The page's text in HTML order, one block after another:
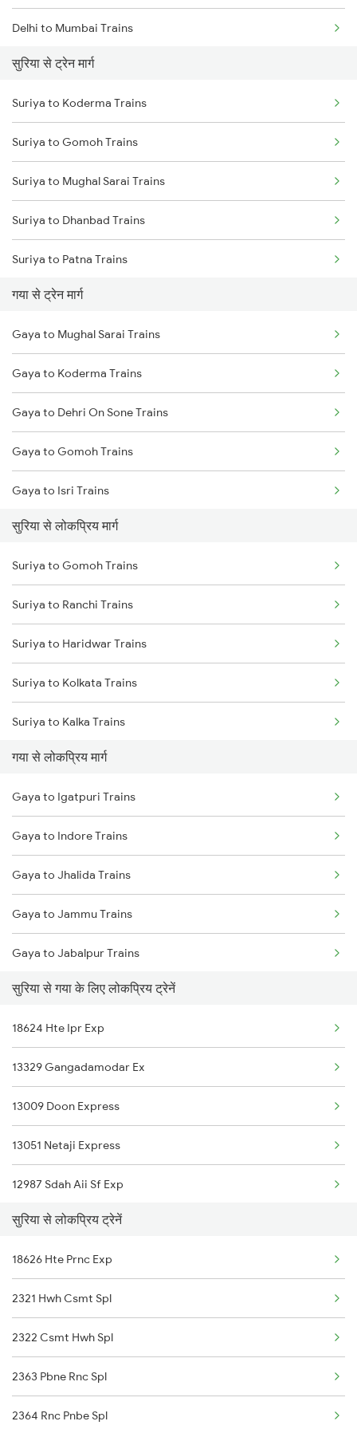
Delhi to Mumbai Trains
Mumbai to Pune Trains
Delhi to Jammu Trains
Mumbai to Delhi Trains
Mumbai to Goa Trains
Chennai to Coimbatore Trains
सुरिया से ट्रेन मार्ग
Suriya to Koderma Trains
Suriya to Gomoh Trains
Suriya to Mughal Sarai Trains
Suriya to Dhanbad Trains
Suriya to Patna Trains
Suriya to Parsabad Trains
Suriya to Muri Trains
Suriya to Burdwan Trains
Suriya to Ranchi Trains
Suriya to Kolkata Trains
Suriya to Durgapur Trains
Suriya to Asansol Trains
Suriya to Varanasi Trains
गया से ट्रेन मार्ग
Gaya to Mughal Sarai Trains
Gaya to Koderma Trains
Gaya to Dehri On Sone Trains
Gaya to Gomoh Trains
Gaya to Isri Trains
Gaya to Sasaram Trains
Gaya to Dhanbad Trains
Gaya to Kolkata Trains
Gaya to Anugraha N Road Trains
Gaya to Kanpur Trains
Gaya to Bhabua Trains
सुरिया से लोकप्रिय मार्ग
Suriya to Gomoh Trains
Suriya to Ranchi Trains
Suriya to Haridwar Trains
Suriya to Kolkata Trains
Suriya to Kalka Trains
Suriya to Khandwa Trains
Suriya to Koderma Trains
Suriya to Khurdha Trains
गया से लोकप्रिय मार्ग
Gaya to Igatpuri Trains
Gaya to Indore Trains
Gaya to Jhalida Trains
Gaya to Jammu Trains
Gaya to Jabalpur Trains
Gaya to Jehanabad Trains
Gaya to Jakhim Trains
Gaya to Jhansi Trains
Gaya to Jajpur K Road Trains
Gaya to Jalgaon Trains
Gaya to Jamalpur Trains
Gaya to Jaunpur Trains
Gaya to Jaipur Trains
Gaya to Jharsuguda Trains
सुरिया से गया के लिए लोकप्रिय ट्रेनें
18624 Hte Ipr Exp
13329 Gangadamodar Ex
13009 Doon Express
13051 Netaji Express
12987 Sdah Aii Sf Exp
12321 Mumbai Mail
13305 Ssm Intercity
20887 Vande Bharat Exp
18626 Hte Prnc Exp
12801 Purushottam Sf
13151 Koaa Jat Expres
सुरिया से लोकप्रिय ट्रेनें
18626 Hte Prnc Exp
2321 Hwh Csmt Spl
2322 Csmt Hwh Spl
2363 Pbne Rnc Spl
2364 Rnc Pnbe Spl